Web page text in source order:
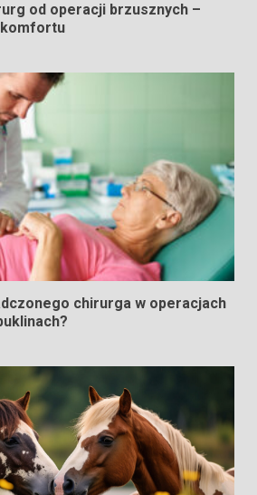
od operacji brzusznych –
chirurga w operacjach